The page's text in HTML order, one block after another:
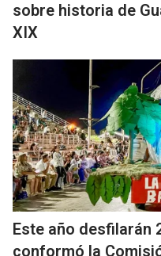
sobre historia de
XIX
Este año desfilarán
conformó la